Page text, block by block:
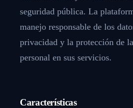
seguridad pública. La
manejo responsable de los
privacidad y la protección de
personal en sus servicios.
Características